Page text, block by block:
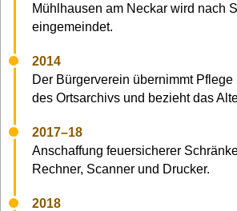
Mühlhausen am Neckar wird nach
eingemeindet.
2014
Der Bürgerverein übernimmt
des Ortsarchivs und bezieht das
2017–18
Anschaffung feuersicherer
Rechner, Scanner und Drucker.
2018